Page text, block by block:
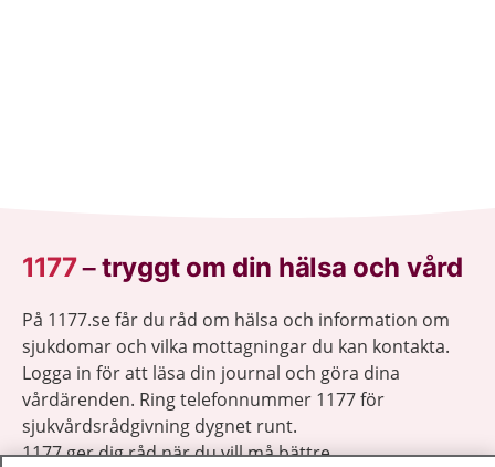
1177–tryggt om din hälsa och vård
På 1177.se får du råd om hälsa och information om
sjukdomar och vilka mottagningar du kan kontakta.
Logga in för att läsa din journal och göra dina
vårdärenden. Ring telefonnummer 1177 för
sjukvårdsrådgivning dygnet runt.
1177 ger dig råd när du vill må bättre.